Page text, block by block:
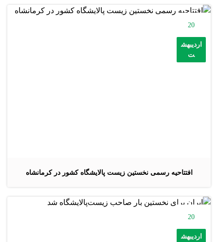
افتتاحیه رسمی نخستین زیست پالایشگاه کشور در کرمانشاه
20
اردیبهش
ت
20
اردیبهش